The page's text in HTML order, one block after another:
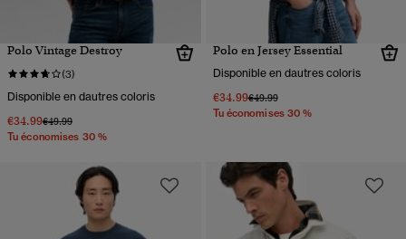
Polo Vintage Destroy
(3)
Disponible en dautres coloris
€34.99Prix réduit de
€49.99à
Tu économises 30 %
Polo en Jersey Essential
Disponible en dautres coloris
€34.99Prix réduit de
€49.99à
Tu économises 30 %